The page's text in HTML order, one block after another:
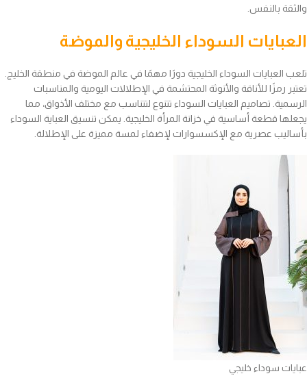
والثقة بالنفس.
العبايات السوداء الخليجية والموضة
تلعب العبايات السوداء الخليجية دورًا مهمًا في عالم الموضة في منطقة الخليج.
تعتبر رمزًا للأناقة والأنوثة المحتشمة في الإطلالات اليومية والمناسبات
الرسمية. تصاميم العبايات السوداء تتنوع لتتناسب مع مختلف الأذواق، مما
يجعلها قطعة أساسية في خزانة المرأة الخليجية. يمكن تنسيق العباية السوداء
بأساليب عصرية مع الإكسسوارات لإضفاء لمسة مميزة على الإطلالة.
عبايات سوداء خليجي